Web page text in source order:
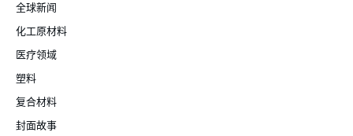
全球新闻
化工原材料
医疗领域
塑料
复合材料
封面故事